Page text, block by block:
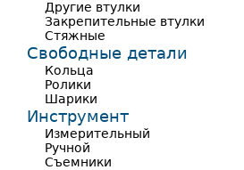
Другие втулки
Закрепительные втулки
Стяжные
Свободные детали
Кольца
Ролики
Шарики
Инструмент
Измерительный
Ручной
Съемники